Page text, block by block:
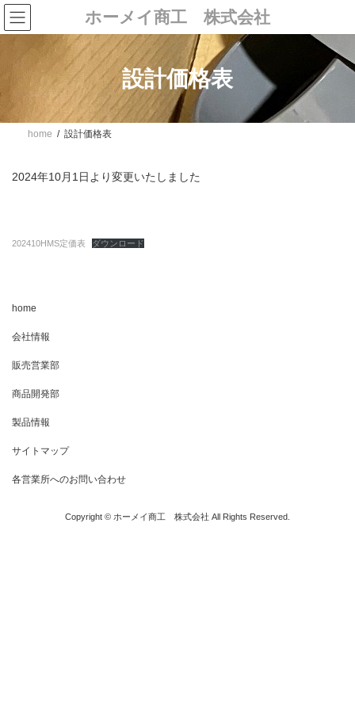
コ
ン
テ
ス
ッ
ナ
ビ
ゲ
ン
移
ホーメイ商工 株式会社
設計価格表
home 設計価格表
2024年10月1日より変更いたしました
202410HMS定価表 ダウンロード
home
会社情報
販売営業部
商品開発部
製品情報
サイトマップ
各営業所へのお問い合わせ
Copyright © ホーメイ商工 株式会社 All Rights Reserved.